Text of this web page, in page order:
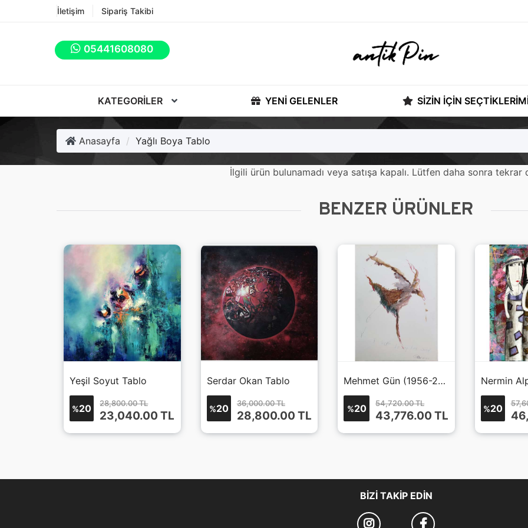
İletişim Sipariş Takibi
05441608080
KATEGORILER YENI GELENLER SIZIN İÇIN
Anasayfa Yağlı Boya Tablo
İlgili ürün bulunamadı veya satışa kapalı. Lütfen daha sonra tekrar
BENZER ÜRÜNLER
Yeşil Soyut Tablo
%20 28,800.00 TL
23,040.00 TL
Serdar Okan Tablo
%20 36,000.00 TL
28,800.00 TL
Mehmet Gün (1956-2014)
%20 54,720.00 TL
43,776.00 TL
Nermin
%20
BIZI TAKIP EDIN